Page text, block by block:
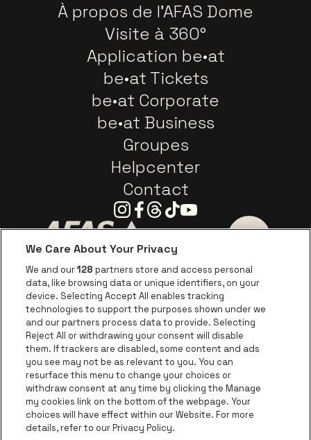
À propos de l'AFAS Dome
Visite à 360°
Application be•at
be•at Tickets
be•at Corporate
be•at Business
Groupes
Helpcenter
Contact
Instagram
Facebook
Threads
TiktokYoutube
Visitez le
Visitez le site de Europcar
Visitez le site
Visitez le site de Coca-Cola
Visitez le site de Red Bull
Visitez le
Visitez le site de Champagne Pommery
Visitez le site de Le
Visitez le site de Le logo Lillet en
Visitez le site
AFAS Dome fait partie de be•at
AFAS Dome
We Care About Your Privacy
We and our128 partners store and access personal
data, like browsing data or unique identifiers, on your
device. Selecting Accept All enables tracking
technologies to support the purposes shown under we
and our partners process data to provide. Selecting
Reject All or withdrawing your consent will disable
them. If trackers are disabled, some content and ads
you see may not be as relevant to you. You can
resurface this menu to change your choices or
withdraw consent at any time by clicking the Manage
my cookies link on the bottom of the webpage. Your
choices will have effect within our Website. For more
details, refer to our Privacy Policy.